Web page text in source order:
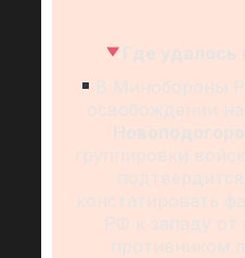
Где удалось
В Минобороны
освобождении
группировки
констатировать
РФ к западу от
противником